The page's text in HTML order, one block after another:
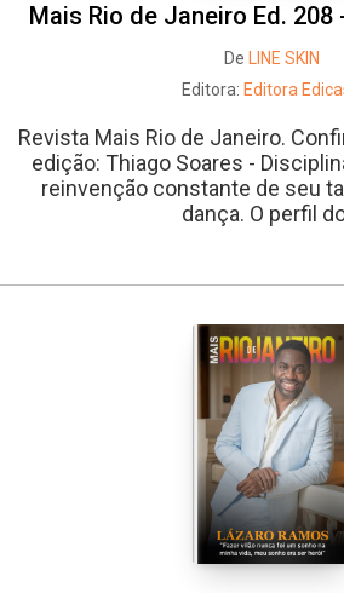
Mais Rio de Janeiro Ed. 208
De
LINE SKIN
Editora: Editora
Revista Mais Rio de Janeiro.
edição: Thiago Soares -
reinvenção constante de seu
dança. O perfil